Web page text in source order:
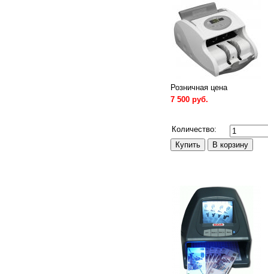
Розничная цена
7 500 руб.
Количество: